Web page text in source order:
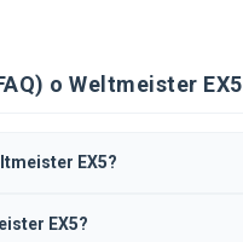
о Weltmeister EX5
EX5?
EX5?